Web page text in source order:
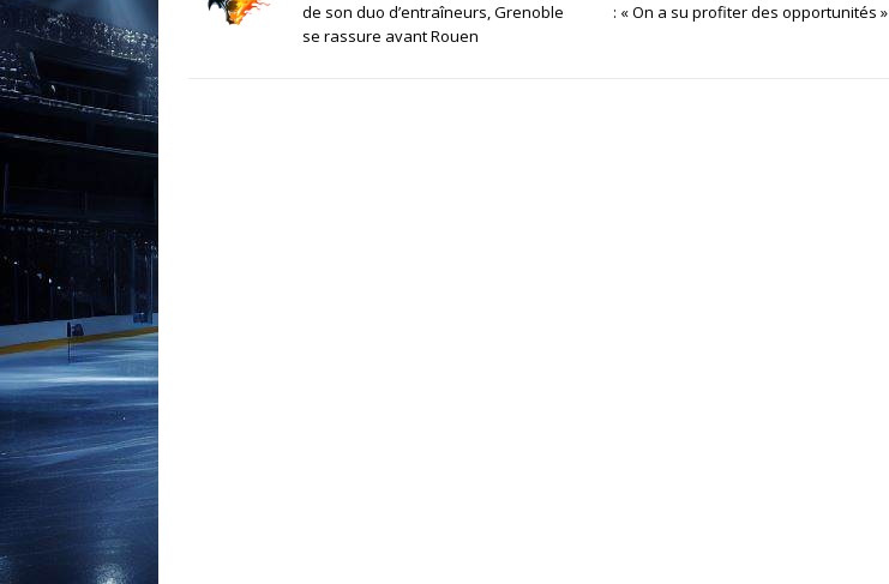
de son duo d’entraîneurs, Grenoble
se rassure avant Rouen
: « On a su profiter des opportunités »